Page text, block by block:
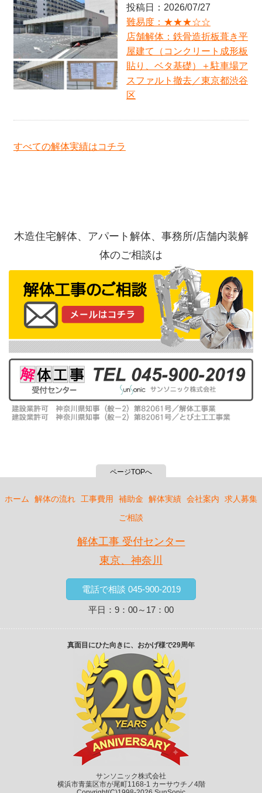
難易度：★★☆☆☆
店舗スケルトン：商業施設内１階コンビニ店／東京
都２３区
難易度：★★☆☆☆
アパート解体：木造瓦トタン葺２階建て（モルタル
塗り、ヌノ基礎）／東京都中野区
難易度：★★☆☆☆
住宅解体：木造スレート葺２階建て（モルタル塗
ノ基礎）／神奈川県横浜市金沢区
住宅解体：木造スレート葺２階建（モルタル塗り、
難易度：★★★★☆
住宅解体：木造瓦葺２階建（トタン貼り、ヌノ基
礎）／神奈川県横浜市港北区
難易度★★★★☆
住宅解体：木造瓦葺2階建（モルタル塗、ヌノ基礎）
／東京都北区
難易度：★★★★★
住宅解体：木造スレート葺２階建（モルタル塗り）
＋ＲＣ造地下車庫＋改良土埋め戻し／神奈川県横浜
市保土ヶ谷区
難易度：★★★☆☆
住宅解体：軽量鉄骨造瓦葺２階建（パネル貼り、ヌ
店舗解体：鉄骨造折板葺き平屋建て（コンクリート
成形板貼り、ベタ基礎）／埼玉県新座市
住宅解体：プレハブ造金属板葺２階建（パネル貼
り、独立したヌノ基礎）／神奈川県座間市
住宅解体：木造瓦葺２階建（トタン貼り、ヌノ基
礎） ×２棟 ＋ RC製浄化槽 ＋ 残土鋤取り土工事／神
奈川県横浜市青葉区
難易度：★★★☆☆
住宅解体：木造瓦葺２階建（パネル貼り、ベタ基
礎）／神奈川県川崎市
基礎）／神奈川県横浜市西区
難易度：★★☆☆☆
住宅解体：木造スレート葺２階建（モルタル塗り、
ヌノ基礎）／神奈川県鎌倉市
難易度：★★★☆☆
アパート解体：木造スレート葺２階建（パネル貼
り・モルタル塗り、ヌノ基礎）／東京都足立区
難易度：★★★★☆
住宅解体：木造トタン葺２階建（トタン貼り、ヌノ
基礎）／神奈川県相模原市
難易度：★★☆☆☆
住宅解体：木造瓦葺２階建（モルタル塗り、ヌノ基
投稿日：2026/07/27
難易度：★★★☆☆
店舗解体：鉄骨造折板葺き平
屋建て（コンクリート成形板
貼り、ベタ基礎）＋駐車場ア
スファルト撤去／東京都渋谷
区
すべての解体実績はコチラ
木造住宅解体、アパート解体、事務所/店舗内装解
体のご相談は
ページTOPへ
ホーム 解体の流れ 工事費用 補助金 解体実績 会社案内
求人募集
ご相談
解体工事 受付センター
東京、神奈川
電話で相談 045-900-2019
平日：9：00～17：00
真面目にひた向きに、おかげ様で29周年
サンソニック株式会社
横浜市青葉区市が尾町1168-1 カーサウチノ4階